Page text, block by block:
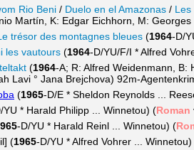
Rio Beni / Duelo en el Amazonas / Les
Martín, K: Edgar Eichhorn, M:
trésor des montagnes bleues (1964-D/
les vautours (1964-D/YU/F/I * Alfred
(1964-A; R: Alfred Weidenmann, B:
Lavi ° Jana Brejchova) 92m-
(1965-D/E * Sheldon Reynolds ...
YU * Harald Philipp ... Winnetou) (Roman
-D/YU * Harald Reinl ... Winnetou) (
(1965-D/YU * Alfred Vohrer ...